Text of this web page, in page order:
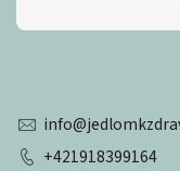
info@
+421918399164